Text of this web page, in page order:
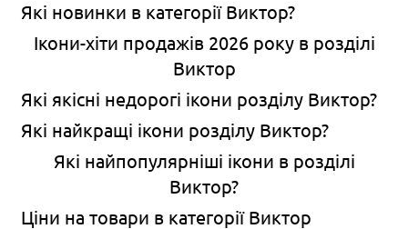
Які новинки в категорії Виктор?
Ікони-хіти продажів 2026 року в розділі
Виктор
Які якісні недорогі ікони розділу Виктор?
Які найкращі ікони розділу Виктор?
Які найпопулярніші ікони в розділі
Виктор?
Ціни на товари в категорії Виктор